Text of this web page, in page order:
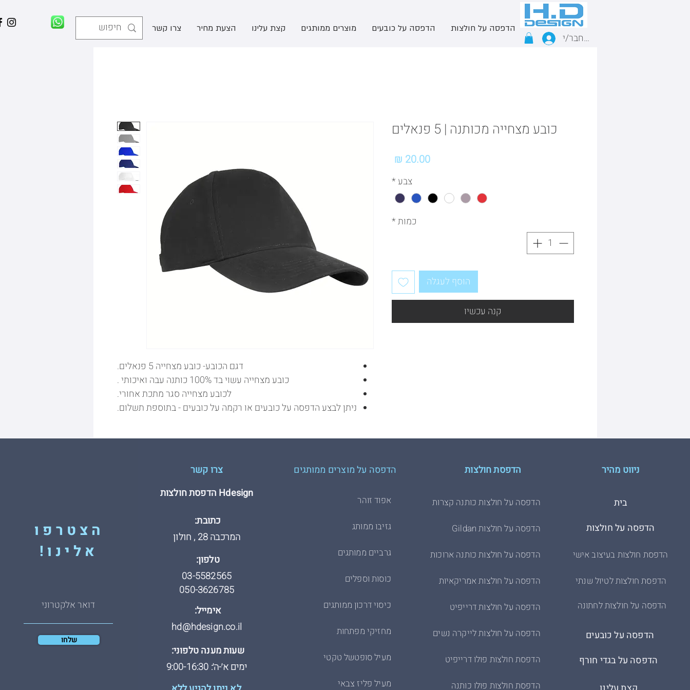
הדפסה על חולצות הדפסה על כובעים מוצרים ממותגים קצת עלינו הצעת מחיר צרו קשר
התחבר/י
דגם הכובע- כובע מצחייה 5 פנאלים.
כובע מצחייה עשוי בד 100% כותנה עבה ואיכותי .
לכובע מצחייה סגר מתכת אחורי.
ניתן לבצע הדפסה על כובעים או רקמה על כובעים - בתוספת תשלום.
כובע מצחייה מכותנה | 5 פנאלים
‏20.00 ‏₪
צבע*
כמות*
הוסף לעגלה
קנה עכשיו
הצטרפו
אלינו!
שלחו
צרו קשר
Hdesign הדפסת חולצות
כתובת:
המרכבה 28 , חולון
טלפון:
03-5582565
050-3626785
אימייל:
hd@hdesign.co.il
שעות מענה טלפוני:
ימים א׳-ה׳: 9:00-16:30
הדפסה על מוצרים ממותגים
אפוד זוהר
גזיבו ממותג
גרביים ממותגים
כוסות וספלים
כיסוי דרכון ממותגים
מחזיקי מפתחות
מעיל סופטשל טקטי
מעיל פליז צבאי
הדפסת חולצות
הדפסה על חולצות כותנה קצרות
הדפסה על חולצות Gildan
הדפסה על חולצות כותנה ארוכות
הדפסה על חולצות אמריקאיות
הדפסה על חולצות דרייפיט
הדפסה על חולצות לייקרה נשים
הדפסת חולצות פולו דרייפיט
הדפסת חולצות פולו כותנה
ניווט מהיר
בית
הדפסת חולצות בעיצוב אישי
הדפסה על חולצות
הדפסה על חולצות לחתונה
הדפסת חולצות לטיול שנתי
הדפסה על בגדי חורף
הדפסה על כובעים